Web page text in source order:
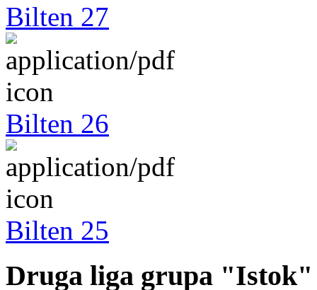
Bilten 27
Bilten 26
Bilten 25
Druga liga grupa "Istok"